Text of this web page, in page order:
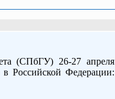
(СПбГУ) 26-27 апреля
в Российской Федерации: